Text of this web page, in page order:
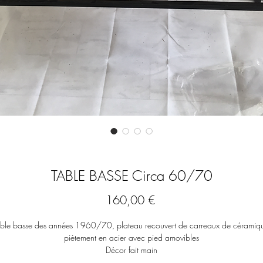
TABLE BASSE Circa 60/70
160,00 €Prix
basse des années 1960/70, plateau recouvert de carreaux de
piétement en acier avec pied amovibles
Décor fait main